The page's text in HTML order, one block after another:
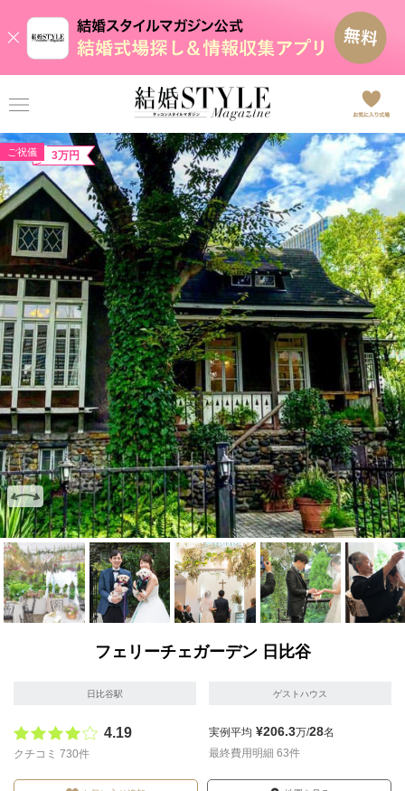
ご祝儀 3万円
フェリーチェガーデン 日比谷
日比谷駅 ゲストハウス
4.19
クチコミ 730件
実例平均 ¥206.3万/28名
最終費用明細 63件